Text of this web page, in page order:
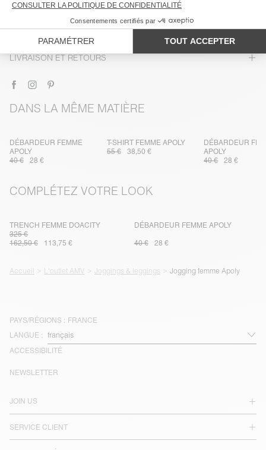
COMPOSITION
TRAÇABILITÉ
LIVRAISON ET RETOURS
DANS LA MÊME MATIÈRE
DÉBARDEUR FEMME
APOLY
40 €
28 €
T-SHIRT FEMME APOLY
55 €
38,50 €
DÉBARDEUR
APOLY
40 €
28 €
COMPLÉTEZ VOTRE LOOK
TRENCH FEMME DOACITY
325 €
162,50 €
113,75 €
DÉBARDEUR FEMME APOLY
40 € 28 €
Accueil L'outlet AMV Joggings & leggings Jogging femme Apoly
PAYS/RÉGIONS : FRANCE
LANGUE :
ACCESSIBILITÉ
JOIN US
SERVICE CLIENT
NEWSLETTER